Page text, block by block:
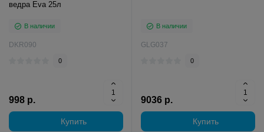
ведра Eva 25л
В наличии
DKR090
0
998 р.
Купить
В наличии
GLG037
0
9036 р.
Купить